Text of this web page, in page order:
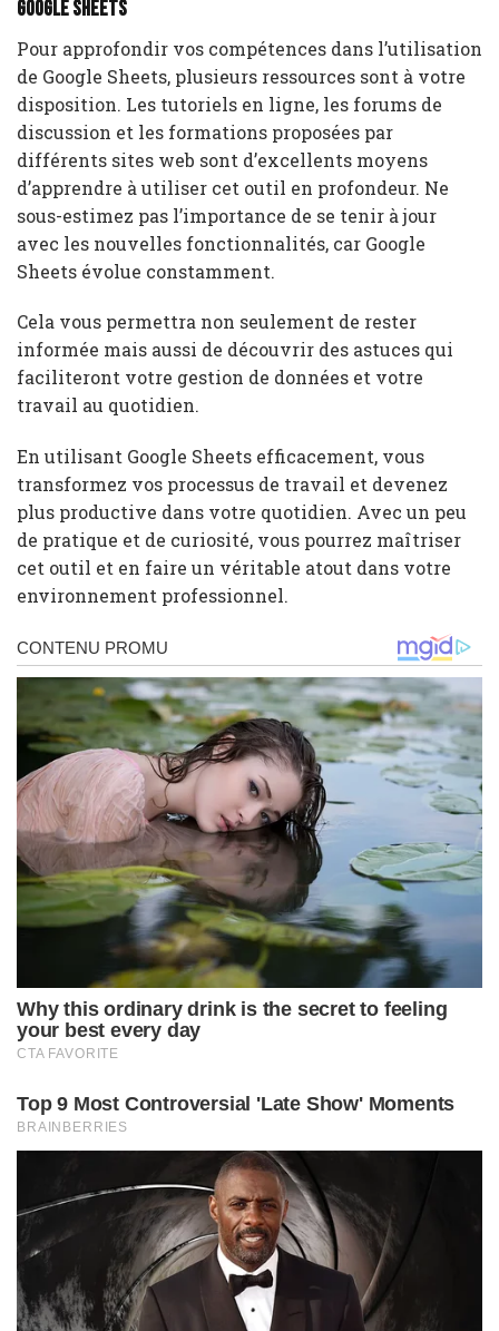
Google Sheets
Pour approfondir vos compétences dans l’utilisation
de Google Sheets, plusieurs ressources sont à votre
disposition. Les tutoriels en ligne, les forums de
discussion et les formations proposées par
différents sites web sont d’excellents moyens
d’apprendre à utiliser cet outil en profondeur. Ne
sous-estimez pas l’importance de se tenir à jour
avec les nouvelles fonctionnalités, car Google
Sheets évolue constamment.
Cela vous permettra non seulement de rester
informée mais aussi de découvrir des astuces qui
faciliteront votre gestion de données et votre
travail au quotidien.
En utilisant Google Sheets efficacement, vous
transformez vos processus de travail et devenez
plus productive dans votre quotidien. Avec un peu
de pratique et de curiosité, vous pourrez maîtriser
cet outil et en faire un véritable atout dans votre
environnement professionnel.